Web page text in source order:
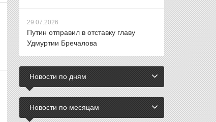
29.07.2026
Путин отправил в отставку главу
Удмуртии Бречалова
Новости по дням
Новости по месяцам